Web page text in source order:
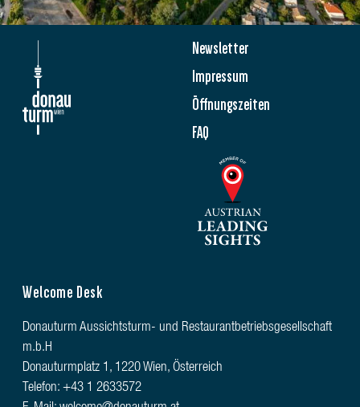
Newsletter
Impressum
Öffnungszeiten
FAQ
Welcome Desk
Donauturm Aussichtsturm- und Restaurantbetriebsgesellschaft
m.b.H
Donauturmplatz 1, 1220 Wien, Österreich
Telefon: +43 1 2633572